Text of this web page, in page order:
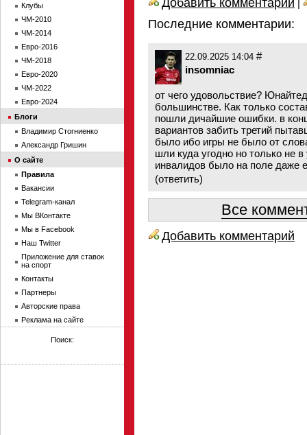
|
Последние комментарии:
22.09.2025 14:04 #
insomniac
от чего удовольствие?
большинстве. Как только
пошли дичайшие ошибки. в
вариантов забить третий
было ибо игры не было от
шли куда угодно но только не
инвалидов было на поле даже
(ответить)
Все
Добавить комментарий
Клубы
ЧМ-2010
ЧМ-2014
Евро-2016
ЧМ-2018
Евро-2020
ЧМ-2022
Евро-2024
Блоги
Владимир Стогниенко
Александр Гришин
О сайте
Правила
Вакансии
Telegram-канал
Мы ВКонтакте
Мы в Facebook
Наш Twitter
Приложение для ставок
на спорт
Контакты
Партнеры
Авторские права
Реклама на сайте
Поиск: